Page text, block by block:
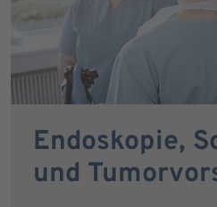
Endoskopie,
und